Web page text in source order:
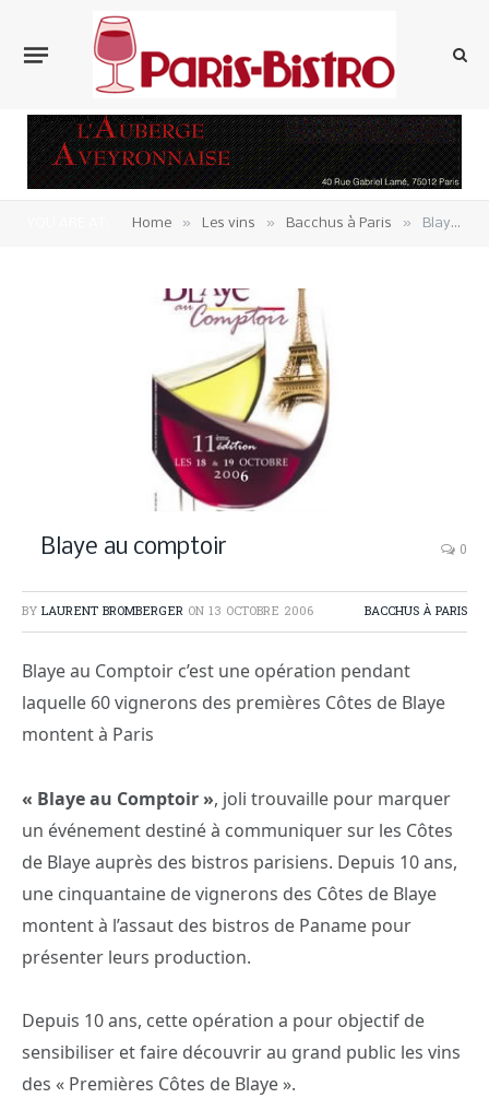
Home » Les vins » Bacchus à Paris » Blaye au comptoir
Blaye au comptoir 0
BY LAURENT BROMBERGER ON 13 OCTOBRE 2006 BACCHUS À PARIS
Blaye au Comptoir c’est une opération pendant
laquelle 60 vignerons des premières Côtes de Blaye
montent à Paris
« Blaye au Comptoir », joli trouvaille pour marquer
un événement destiné à communiquer sur les Côtes
de Blaye auprès des bistros parisiens. Depuis 10 ans,
une cinquantaine de vignerons des Côtes de Blaye
montent à l’assaut des bistros de Paname pour
présenter leurs production.
Depuis 10 ans, cette opération a pour objectif de
sensibiliser et faire découvrir au grand public les vins
des « Premières Côtes de Blaye ».